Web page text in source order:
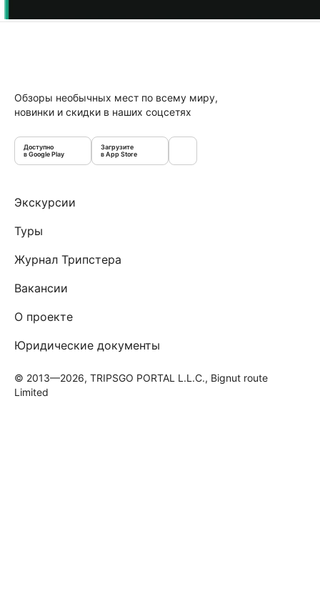
Обзоры необычных мест по всему миру,
новинки и скидки в наших соцсетях
Доступно
в Google Play
Загрузите
в App Store
Экскурсии
Туры
Журнал Трипстера
Вакансии
О проекте
Юридические документы
© 2013—2026, TRIPSGO PORTAL L.L.C., Bignut route
Limited